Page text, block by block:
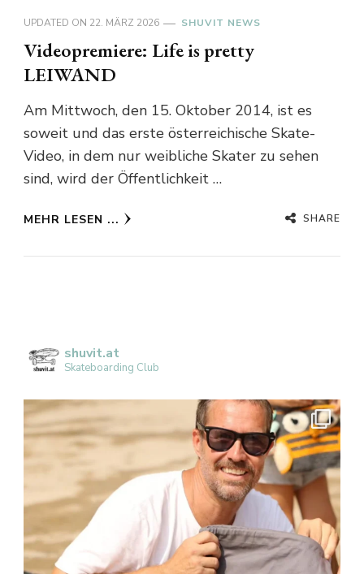
UPDATED ON 22. MÄRZ 2026 SHUVIT NEWS
Videopremiere: Life is pretty
LEIWAND
Am Mittwoch, den 15. Oktober 2014, ist es
soweit und das erste österreichische Skate-
Video, in dem nur weibliche Skater zu sehen
sind, wird der Öffentlichkeit …
MEHR LESEN ... SHARE
shuvit.at
Skateboarding Club